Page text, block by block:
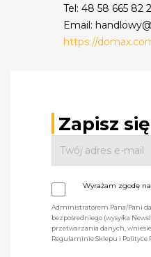
Tel: 48 58 665 82
Email:
https://
Zapisz
Wyrażam zgodę
Administratorem Pana/Pani
bezpośredniego (wysyłka
przetwarzania danych,
Regulaminie Sklepu i Polityce